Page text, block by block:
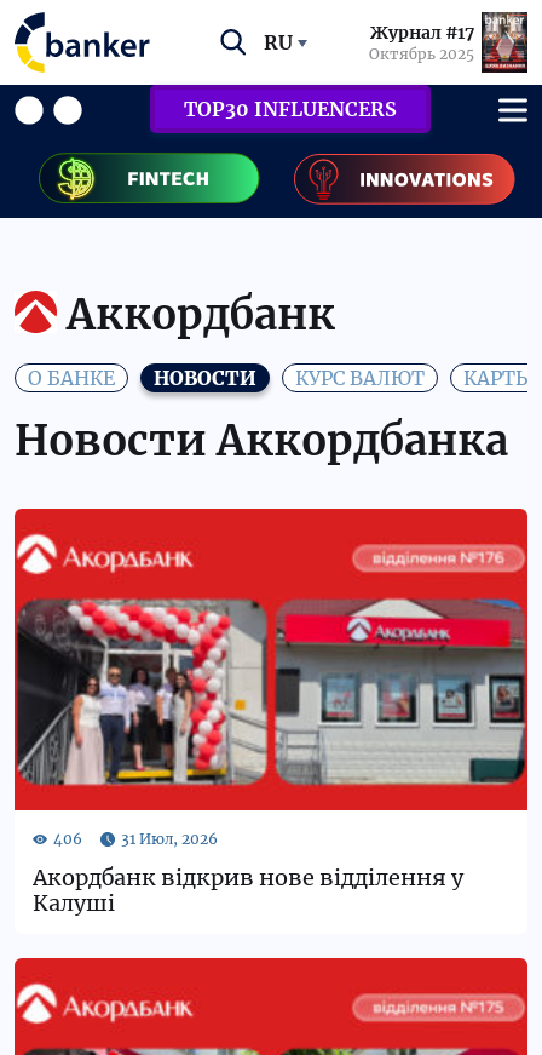
RU Журнал #17
Октябрь 2025
TOP30 INFLUENCERS
Аккордбанк
О БАНКЕ НОВОСТИ КУРС ВАЛЮТ КАРТЫ
Новости Аккордбанка
Акордбанк відкрив нове відділення у
Калуші